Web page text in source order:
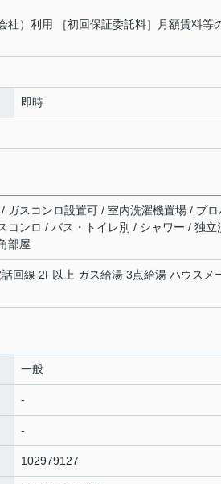
社）利用 ［初回保証委託料］月額賃料等
即時
ガスコンロ設置可 / 室内洗濯機置場 / プロ
コンロ / バス・トイレ別 / シャワー / 独立
部屋
回線 2F以上 ガス給湯 3点給湯 ハウスメ
一般
-
-
102979127